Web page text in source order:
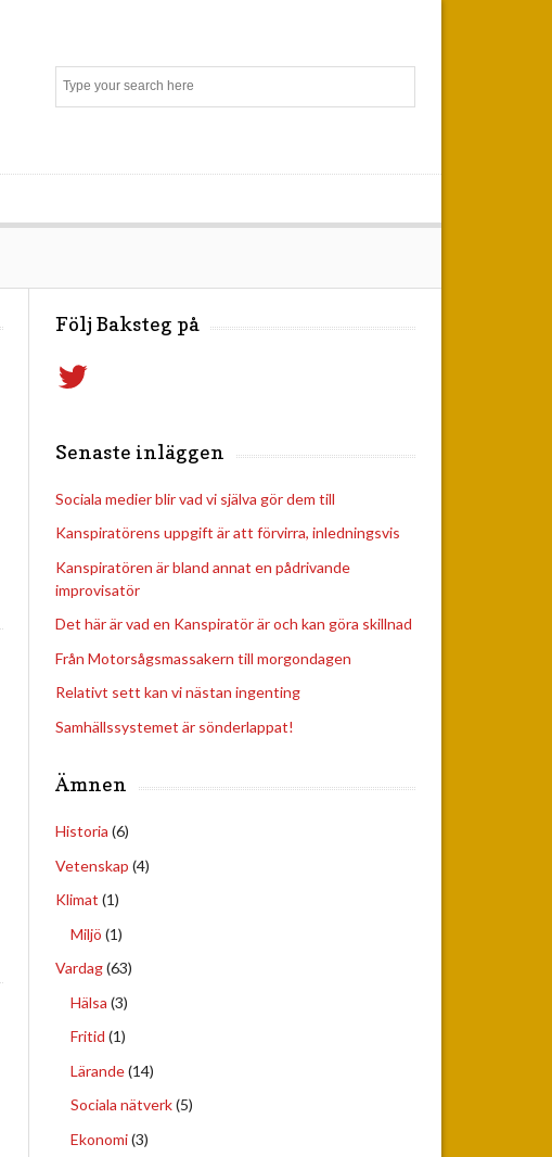
Följ Baksteg på
Twitter
Senaste inläggen
Sociala medier blir vad vi själva gör dem till
Kanspiratörens uppgift är att förvirra, inledningsvis
Kanspiratören är bland annat en pådrivande
improvisatör
Det här är vad en Kanspiratör är och kan göra skillnad
Från Motorsågsmassakern till morgondagen
Relativt sett kan vi nästan ingenting
Samhällssystemet är sönderlappat!
Ämnen
Historia (6)
Vetenskap (4)
Klimat (1)
Miljö (1)
Vardag(63)
Hälsa (3)
Fritid (1)
Lärande(14)
Sociala nätverk(5)
Ekonomi(3)